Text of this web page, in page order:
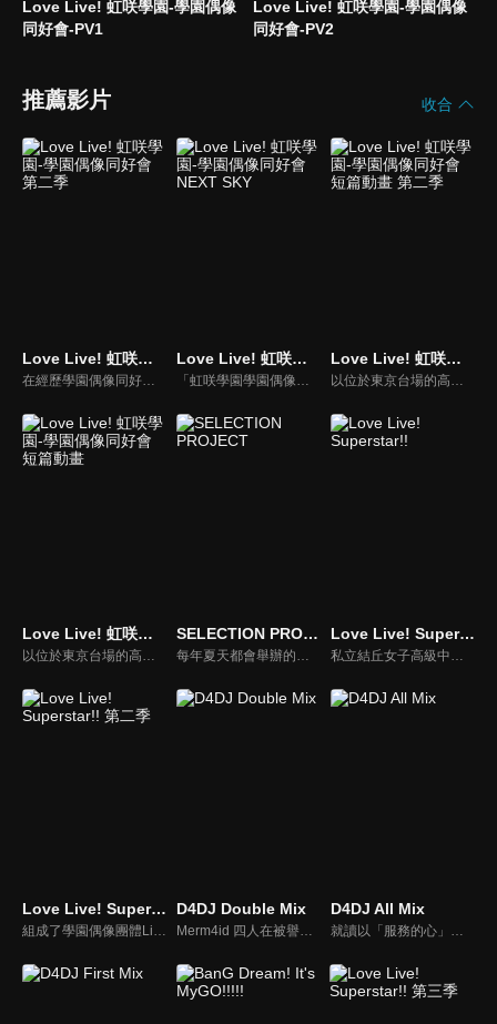
Love Live! 虹咲學園-學園偶像
同好會-PV1
Love Live! 虹咲學園-學園偶像
同好會-PV2
推薦影片 收合
Love Live! 虹咲學園-學園偶像同好會 第二季 Love Live! 虹咲學園-學園偶像同好會 NEXT SKY Love Live! 虹咲學園-學園偶像同好會 短篇動畫 第二季
Love Live! 虹咲學園-學園偶像同好會 短篇動畫
以位於東京台場的高中，虹咲學園為舞台，描繪學園偶像同好會13人日常的短篇動畫！ Love Live! 虹咲學園學園偶像同好會的外傳漫畫《虹咲四格》終於做成動畫動起來了！ 將虹學成員13人的可愛日常悠哉地傳達給你！
SELECTION PROJECT
每年夏天都會舉辦的「SELECTION PROJECT」，是所有想成為偶像的少女畢生憧憬的舞台，同時也是傳說中的偶像「天澤燈」誕生的地方。從小體弱多病的美山鈴音，曾躺在病床上聽了無數次燈演唱的歌曲。燈的歌聲帶給她笑容與勇氣。國中最後一年的夏天，為了實現夢想，鈴音決定報名參加「SELECTION PROJECT」。
Love Live! Superstar!!
私立結丘女子高級中學，沒有歷史，沒有舊生，甚至校名也毫無知名度，在這間什麼都沒有的新學校裡，以澀谷香音為中心的五名少女邂逅了「學園偶像」。我想用歌聲……實現心願！仍然渺小的幾顆星星，她們遠大的想法此時開始交錯——。這就是從零開始，屬於擁有無限可能的她們「一起實現的故事 」(學園偶像計畫)。
Love Live! Superstar!! 第二季
組成了學園偶像團體Liella!的澀谷香音等人迎接新生，又有4名少女將在"學園偶像"的道路上邁出步伐！！ 我想要與新生們一起努力——。 加入了新成員，與香音等人一起朝著最亮的一顆星前進的「大家一起實現的故事 」(學園偶像計畫)。 展翅翱翔吧！我們的Love Live！
D4DJ Double Mix
Merm4id 四人在被譽為傳說的 DJ 祭典「D4 FES.」重啟下，實現了得以參加的宿願。但就在回到拍攝泳裝寫真的日常時，成員的 水島茉莉花、日高沙織、松山達莉雅 卻發現 瀨戶莉花 的樣子似乎與平時有些不同。另一方面，燐舞曲 的 青柳椿 則是獨自在禮拜堂中，期盼自身的世界能夠在今後更加廣闊。
D4DJ All Mix
就讀以「服務的心」為理念的學校「栖川學院」的四人：櫻田美夢、春日春奈、竹下美依子、白鳥胡桃，以「讓大家展現笑容」為主旨，成功的開始以DJ團體「LyricalLily」的身分進行活動。某一天，春奈接到商工會的要求，接受了在新的一年舉辦地區振興活動的任務。雖然不知道僅靠四人之力是否能成功而感到不安，但此時腦海浮現了讓第一次的Live舉辦成功時的夥伴們，和觀眾們的笑容！